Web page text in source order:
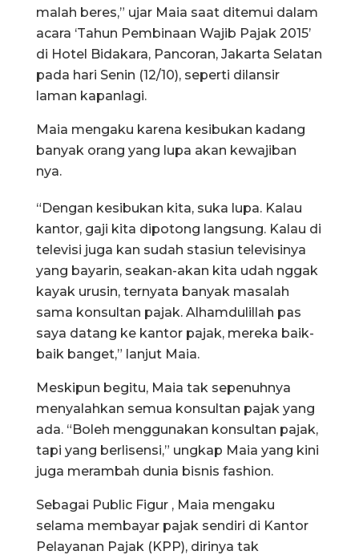
malah beres,” ujar Maia saat ditemui dalam
acara ‘Tahun Pembinaan Wajib Pajak 2015’
di Hotel Bidakara, Pancoran, Jakarta Selatan
pada hari Senin (12/10), seperti dilansir
laman kapanlagi.
Maia mengaku karena kesibukan kadang
banyak orang yang lupa akan kewajiban
nya.
“Dengan kesibukan kita, suka lupa. Kalau
kantor, gaji kita dipotong langsung. Kalau di
televisi juga kan sudah stasiun televisinya
yang bayarin, seakan-akan kita udah nggak
kayak urusin, ternyata banyak masalah
sama konsultan pajak. Alhamdulillah pas
saya datang ke kantor pajak, mereka baik-
baik banget,” lanjut Maia.
Meskipun begitu, Maia tak sepenuhnya
menyalahkan semua konsultan pajak yang
ada. “Boleh menggunakan konsultan pajak,
tapi yang berlisensi,” ungkap Maia yang kini
juga merambah dunia bisnis fashion.
Sebagai Public Figur , Maia mengaku
selama membayar pajak sendiri di Kantor
Pelayanan Pajak (KPP), dirinya tak